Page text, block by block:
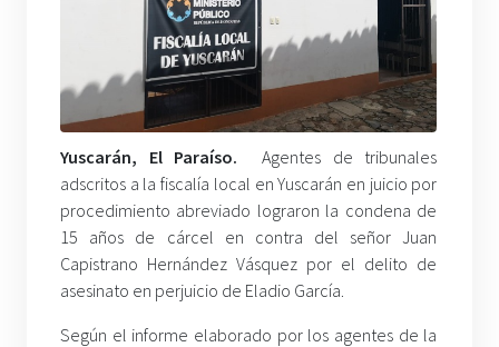
Yuscarán, El Paraíso. Agentes de tribunales
adscritos a la fiscalía local en Yuscarán en juicio por
procedimiento abreviado lograron la condena de
15 años de cárcel en contra del señor Juan
Capistrano Hernández Vásquez por el delito de
asesinato en perjuicio de Eladio García.
Según el informe elaborado por los agentes de la